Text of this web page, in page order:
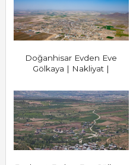
Doğanhisar Evden Eve
Gölkaya | Nakliyat |